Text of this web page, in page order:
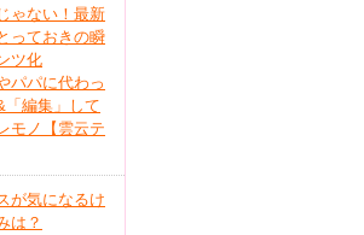
ゃない！最新
っておきの瞬
ツ化
パパに代わっ
「編集」して
モノ【雲云テ
が気になるけ
は？